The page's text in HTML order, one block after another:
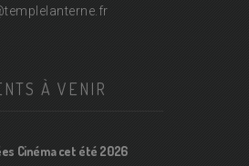
templelanterne.fr
À VENIR
Cinéma cet été 2026